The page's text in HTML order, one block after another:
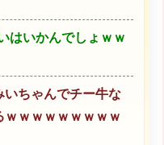
はいかんでしょｗｗ
いちゃんでチー牛な
ｗｗｗｗｗｗｗｗ